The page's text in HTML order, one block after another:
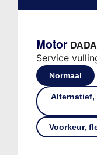
Motor DADA
Service
Normaal
Alternatief,
Voorkeur,